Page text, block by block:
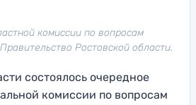
комиссии по вопросам
Ростовской области.
состоялось очередное
комиссии по вопросам